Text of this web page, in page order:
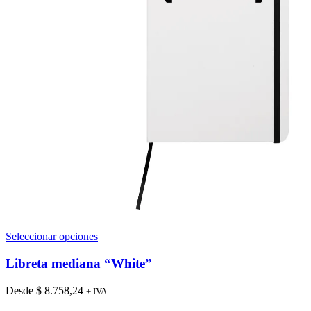
Seleccionar opcionesEste
tiene
múltiples
variantes.
Las
Libreta mediana “White”
Desde $ 8.758,24 + IVA